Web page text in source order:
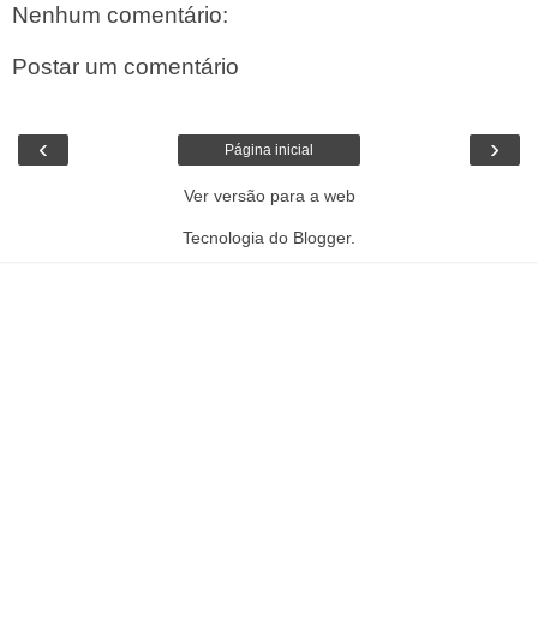
Nenhum comentário:
Postar um comentário
‹ ›
Página inicial
Ver versão para a web
Tecnologia do Blogger.